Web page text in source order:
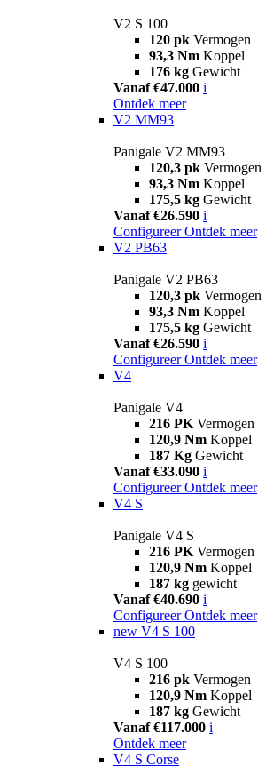
V2 S 100
120 pk Vermogen
93,3 Nm Koppel
176 kg Gewicht
Vanaf €47.000 i
Ontdek meer
V2 MM93
Panigale V2 MM93
120,3 pk Vermogen
93,3 Nm Koppel
175,5 kg Gewicht
Vanaf €26.590 i
Configureer Ontdek meer
V2 PB63
Panigale V2 PB63
120,3 pk Vermogen
93,3 Nm Koppel
175,5 kg Gewicht
Vanaf €26.590 i
Configureer Ontdek meer
V4
Panigale V4
216 PK Vermogen
120,9 Nm Koppel
187 Kg Gewicht
Vanaf €33.090 i
Configureer Ontdek meer
V4 S
Panigale V4 S
216 PK Vermogen
120,9 Nm Koppel
187 kg gewicht
Vanaf €40.690 i
Configureer Ontdek meer
new V4 S 100
V4 S 100
216 pk Vermogen
120,9 Nm Koppel
187 kg Gewicht
Vanaf €117.000 i
Ontdek meer
V4 S Corse